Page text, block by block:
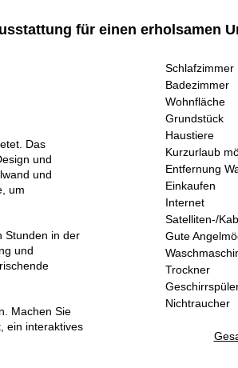
für einen erholsamen
Schlafzimmer
Badezimmer
Wohnfläche
Grundstück
Haustiere
Kurzurlaub
Entfernung
Einkaufen
Internet
Satelliten-/
Gute
Trockner
Nichtraucher
Das
und
und
um
Stunden in der
und
Machen Sie
ein interaktives